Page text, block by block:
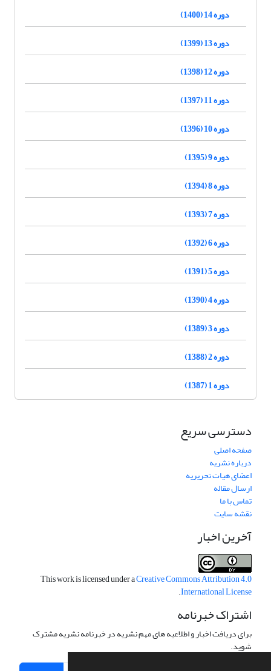
دوره 14 (1400)
دوره 13 (1399)
دوره 12 (1398)
دوره 11 (1397)
دوره 10 (1396)
دوره 9 (1395)
دوره 8 (1394)
دوره 7 (1393)
دوره 6 (1392)
دوره 5 (1391)
دوره 4 (1390)
دوره 3 (1389)
دوره 2 (1388)
دوره 1 (1387)
دسترسی سریع
صفحه اصلی
درباره نشریه
اعضای هیات تحریریه
ارسال مقاله
تماس با ما
نقشه سایت
آخرین اخبار
This work is licensed under aCreative Commons Attribution 4.0
International License
.
اشتراک خبرنامه
برای دریافت اخبار و اطلاعیه های مهم نشریه در خبرنامه نشریه مشترک
شوید.